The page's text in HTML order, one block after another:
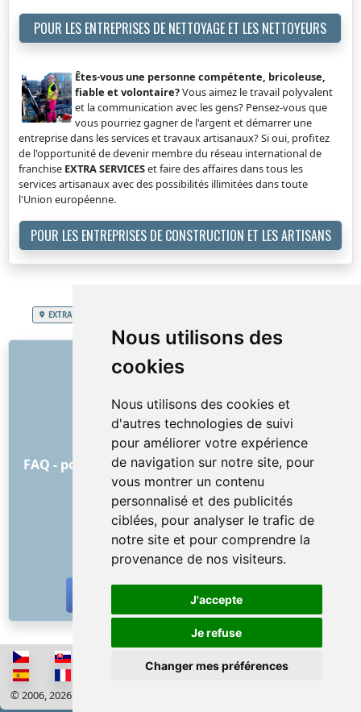
Nous utilisons des
cookies
Nous utilisons des cookies et
d'autres technologies de suivi
pour améliorer votre expérience
de navigation sur notre site, pour
vous montrer un contenu
personnalisé et des publicités
ciblées, pour analyser le trafic de
notre site et pour comprendre la
provenance de nos visiteurs.
J'accepte
Je refuse
Changer mes préférences
POUR LES ENTREPRISES DE NETTOYAGE ET LES NETTOYEURS
Êtes-vous une personne compétente, bricoleuse,
fiable et volontaire?Vous aimez le travail polyvalent
et la communication avec les gens? Pensez-vous que
vous pourriez gagner de l'argent et démarrer une
entreprise dans les services et travaux artisanaux? Si oui, profitez
de l'opportunité de devenir membre du réseau international de
franchise EXTRA SERVICESet faire des affaires dans tous les
services artisanaux avec des possibilités illimitées dans toute
l'Union européenne.
POUR LES ENTREPRISES DE CONSTRUCTION ET LES ARTISANS
EXTRA SERVICES
LIENS
Comment tout a commencé
Liste de prix
Conditions Générales
FAQ - pour les clients FAQ - pour les prestataires
Publicité et marketing
Blog
Contact
RÉSEAUX SOCIAUX
© 2006, 2026 RISS COMPANY, s.r.o. Tous les droits sont réservés